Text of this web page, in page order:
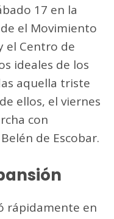
17 en la
el Movimiento
el Centro de
ideales de los
aquella triste
ellos, el viernes
con
de Escobar.
rápidamente en